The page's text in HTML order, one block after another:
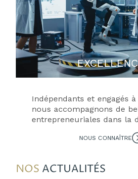
Indépendants et engagés
nous accompagnons de
entrepreneuriales dans la
NOUS CONNAÎTRE
NOS ACTUALITÉS